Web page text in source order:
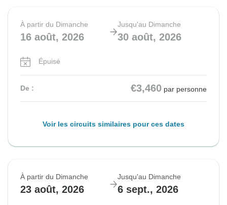
À partir du Dimanche
16 août, 2026
Jusqu'au Dimanche
30 août, 2026
Épuisé
De : €3,460 par personne
Voir les circuits similaires pour ces dates
À partir du Dimanche
23 août, 2026
Jusqu'au Dimanche
6 sept., 2026